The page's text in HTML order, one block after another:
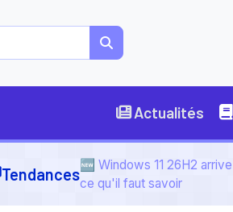
Actualités
Tendances🆕 Windows 11 26H2
ce qu'il faut savoir